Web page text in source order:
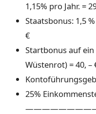
1,15% pro Jahr. =
Staatsbonus: 1,5
€
Startbonus auf
Wüstenrot) = 40, –
25%